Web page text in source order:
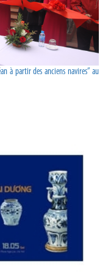
à partir des anciens navires” au